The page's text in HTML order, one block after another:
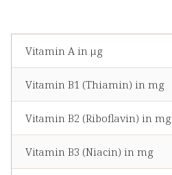
Vitamin A in μg
Vitamin B1 (Thiamin) in mg
Vitamin B2 (Riboflavin) in mg
Vitamin B3 (Niacin) in mg